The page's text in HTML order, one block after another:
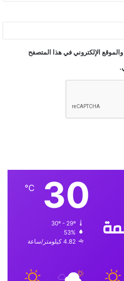
الإلكتروني في هذا المتصفح
30
℃
30º - 29º
53%
4.82 كيلومتر/ساعة